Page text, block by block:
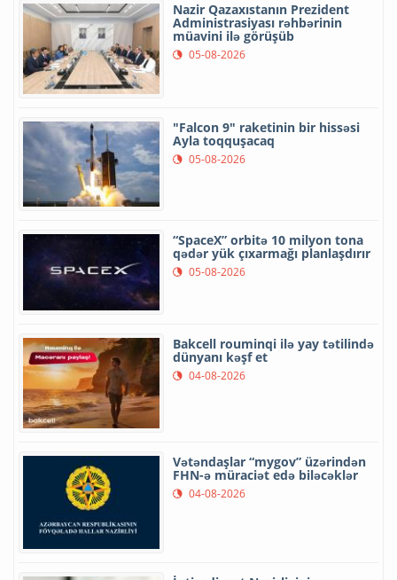
Nazir Qazaxıstanın Prezident
Administrasiyası rəhbərinin
müavini ilə görüşüb
05-08-2026
"Falcon 9" raketinin bir hissəsi
Ayla toqquşacaq
05-08-2026
“SpaceX” orbitə 10 milyon tona
qədər yük çıxarmağı planlaşdırır
05-08-2026
Bakcell rouminqi ilə yay tətilində
dünyanı kəşf et
04-08-2026
Vətəndaşlar “mygov” üzərindən
FHN-ə müraciət edə biləcəklər
04-08-2026